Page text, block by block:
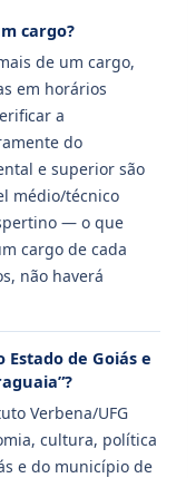
cargo?
de um cargo,
em horários
a
do
e superior são
médio/técnico
— o que
cargo de cada
não haverá
Estado de Goiás e
Verbena/UFG
cultura, política
e do município de